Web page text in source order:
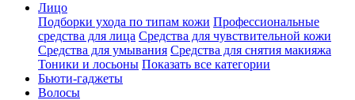
Лицо
Подборки ухода по типам кожи Профессиональные
средства для лица Средства для чувствительной кожи
Средства для умывания Средства для снятия макияжа
Тоники и лосьоны Показать все категории
Бьюти-гаджеты
Волосы